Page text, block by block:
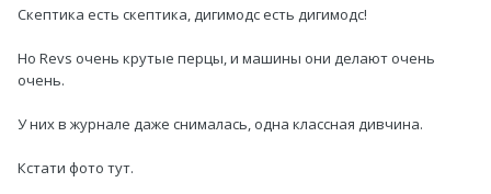
Скептика есть скептика, дигимодс есть дигимодс!
Но Revs очень крутые перцы, и машины они делают очень
очень.
У них в журнале даже снималась, одна классная дивчина.
Кстати фото тут.